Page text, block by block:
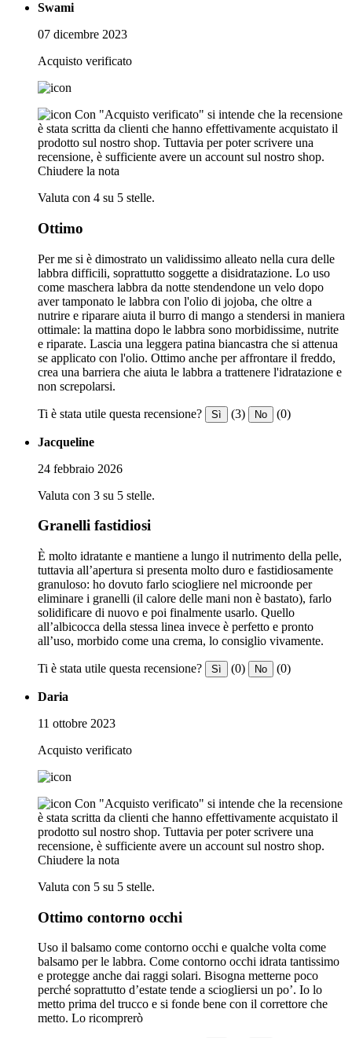
Swami
07 dicembre 2023
Acquisto verificato
Con "Acquisto verificato" si intende che la recensione
è stata scritta da clienti che hanno effettivamente acquistato il
prodotto sul nostro shop. Tuttavia per poter scrivere una
recensione, è sufficiente avere un account sul nostro shop.
Chiudere la nota
Valuta con 4 su 5 stelle.
Ottimo
Per me si è dimostrato un validissimo alleato nella cura delle
labbra difficili, soprattutto soggette a disidratazione. Lo uso
come maschera labbra da notte stendendone un velo dopo
aver tamponato le labbra con l'olio di jojoba, che oltre a
nutrire e riparare aiuta il burro di mango a stendersi in maniera
ottimale: la mattina dopo le labbra sono morbidissime, nutrite
e riparate. Lascia una leggera patina biancastra che si attenua
se applicato con l'olio. Ottimo anche per affrontare il freddo,
crea una barriera che aiuta le labbra a trattenere l'idratazione e
non screpolarsi.
Ti è stata utile questa recensione? Sì (3) No (0)
Jacqueline
24 febbraio 2026
Valuta con 3 su 5 stelle.
Granelli fastidiosi
È molto idratante e mantiene a lungo il nutrimento della pelle,
tuttavia all’apertura si presenta molto duro e fastidiosamente
granuloso: ho dovuto farlo sciogliere nel microonde per
eliminare i granelli (il calore delle mani non è bastato), farlo
solidificare di nuovo e poi finalmente usarlo. Quello
all’albicocca della stessa linea invece è perfetto e pronto
all’uso, morbido come una crema, lo consiglio vivamente.
Ti è stata utile questa recensione? Sì (0) No (0)
Daria
11 ottobre 2023
Acquisto verificato
Con "Acquisto verificato" si intende che la recensione
è stata scritta da clienti che hanno effettivamente acquistato il
prodotto sul nostro shop. Tuttavia per poter scrivere una
recensione, è sufficiente avere un account sul nostro shop.
Chiudere la nota
Valuta con 5 su 5 stelle.
Ottimo contorno occhi
Uso il balsamo come contorno occhi e qualche volta come
balsamo per le labbra. Come contorno occhi idrata tantissimo
e protegge anche dai raggi solari. Bisogna metterne poco
perché soprattutto d’estate tende a sciogliersi un po’. Io lo
metto prima del trucco e si fonde bene con il correttore che
metto. Lo ricomprerò